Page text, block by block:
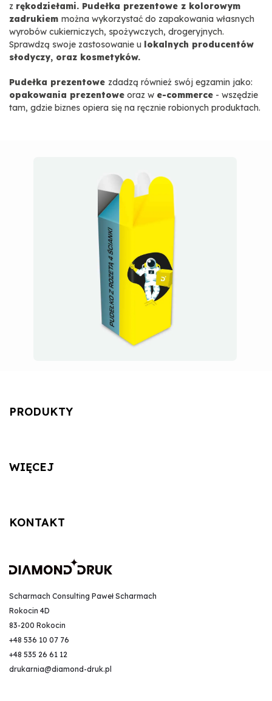
z rękodziełami. Pudełka prezentowe z kolorowym
zadrukiem można wykorzystać do zapakowania własnych
wyrobów cukierniczych, spożywczych, drogeryjnych.
Sprawdzą swoje zastosowanie u lokalnych producentów
słodyczy, oraz kosmetyków.
Pudełka prezentowe zdadzą również swój egzamin jako:
opakowania prezentowe oraz w e-commerce - wszędzie
tam, gdzie biznes opiera się na ręcznie robionych produktach.
PRODUKTY
WIĘCEJ
KONTAKT
Scharmach Consulting Paweł Scharmach
Rokocin 4D
83-200 Rokocin
+48 536 10 07 76
+48 535 26 61 12
drukarnia@diamond-druk.pl